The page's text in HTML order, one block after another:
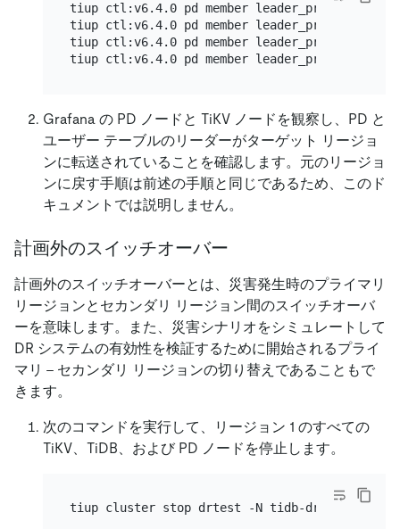
tiup ctl:v6.4.0 pd member leader_priority pd-
tiup ctl:v6.4.0 pd member leader_priority pd-
tiup ctl:v6.4.0 pd member leader_priority pd-
Grafana の PD ノードと TiKV ノードを観察し、PD と
ユーザー テーブルのリーダーがターゲット リージョ
ンに転送されていることを確認します。元のリージョ
ンに戻す手順は前述の手順と同じであるため、このド
キュメントでは説明しません。
計画外のスイッチオーバー
計画外のスイッチオーバーとは、災害発生時のプライマリ
リージョンとセカンダリ リージョン間のスイッチオーバ
ーを意味します。また、災害シナリオをシミュレートして
DR システムの有効性を検証するために開始されるプライ
マリ - セカンダリ リージョンの切り替えであることもで
きます。
次のコマンドを実行して、リージョン 1 のすべての
TiKV、TiDB、および PD ノードを停止します。